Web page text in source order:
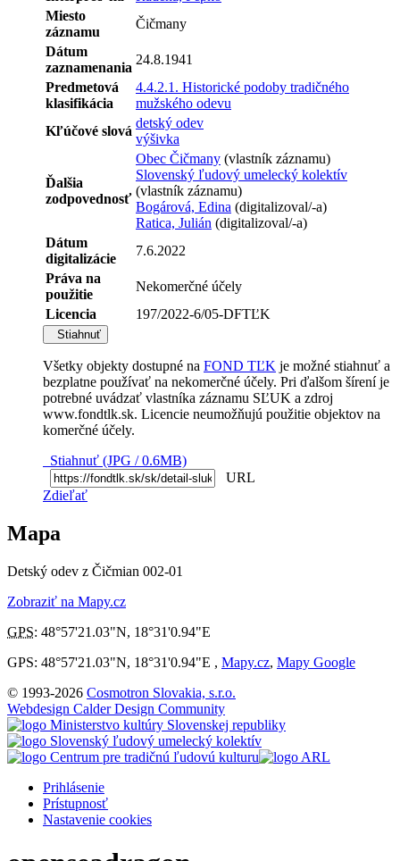
Miesto
záznamu
Čičmany
Dátum
zaznamenania
24.8.1941
Predmetová
klasifikácia
4.4.2.1. Historické podoby tradičného
mužského odevu
Kľúčové slová
detský odev
výšivka
Ďalšia
zodpovednosť
Obec Čičmany (vlastník záznamu)
Slovenský ľudový umelecký kolektív
(vlastník záznamu)
Bogárová, Edina (digitalizoval/-a)
Ratica, Julián (digitalizoval/-a)
Dátum
digitalizácie
7.6.2022
Práva na
použitie
Nekomerčné účely
Licencia
197/2022-6/05-DFTĽK
Stiahnuť
Všetky objekty dostupné na FOND TĽK je možné stiahnuť a
bezplatne používať na nekomerčné účely. Pri ďalšom šírení je
potrebné uvádzať vlastníka záznamu SĽUK a zdroj
www.fondtlk.sk. Licencie neumožňujú použitie objektov na
komerčné účely.
Stiahnuť (JPG / 0.6MB)
URL
Zdieľať
Mapa
Detský odev z Čičmian 002-01
Zobraziť na Mapy.cz
GPS: 48°57'21.03"N, 18°31'0.94"E
GPS: 48°57'21.03"N, 18°31'0.94"E , Mapy.cz, Mapy Google
© 1993-2026 Cosmotron Slovakia, s.r.o.
Webdesign Calder Design Community
Prihlásenie
Prístupnosť
Nastavenie cookies